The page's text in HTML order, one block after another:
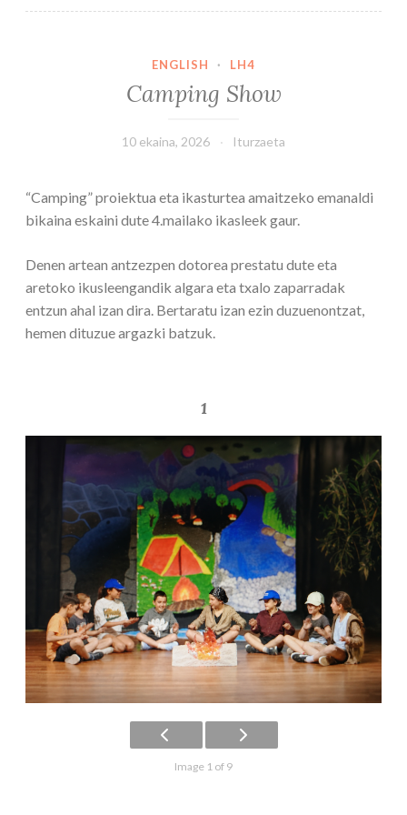
ENGLISH · LH4
Camping Show
10 ekaina, 2026 Iturzaeta
“Camping” proiektua eta ikasturtea amaitzeko emanaldi
bikaina eskaini dute 4.mailako ikasleek gaur.
Denen artean antzezpen dotorea prestatu dute eta
aretoko ikusleengandik algara eta txalo zaparradak
entzun ahal izan dira. Bertaratu izan ezin duzuenontzat,
hemen dituzue argazki batzuk.
1
Image 1 of 9